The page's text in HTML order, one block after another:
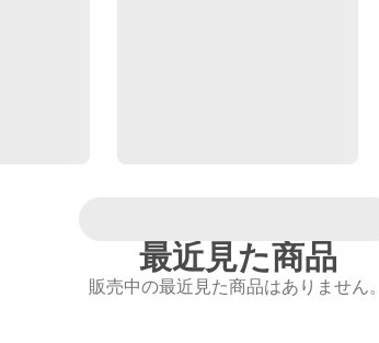
最近見た商品
販売中の最近見た商品はありません。